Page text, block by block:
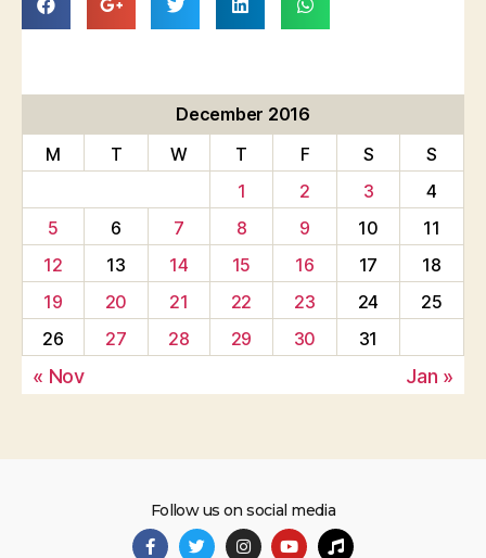
December 2016
M
T W T F S
S
1
2 3
4
5
6 7 8 9 10
11
12
13 14 15 16 17
18
19
20 21 22 23 24
25
26
27 28 29 30 31
« Nov Jan »
Follow us on social media